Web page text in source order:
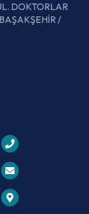
DOKTORLAR
/